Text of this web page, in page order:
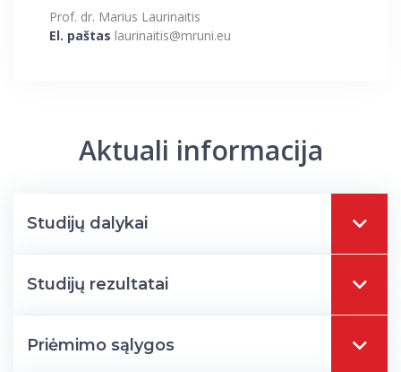
Prof. dr. Marius Laurinaitis
El. paštas laurinaitis@mruni.eu
Aktuali informacija
Studijų dalykai
Studijų rezultatai
Priėmimo sąlygos